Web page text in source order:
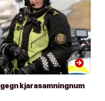
arrow_forward
kjarasamningnum